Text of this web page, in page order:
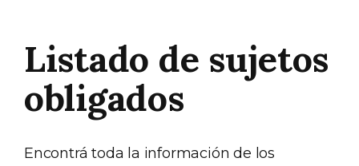
Nación
Listado de sujetos
obligados
Encontrá toda la información de los